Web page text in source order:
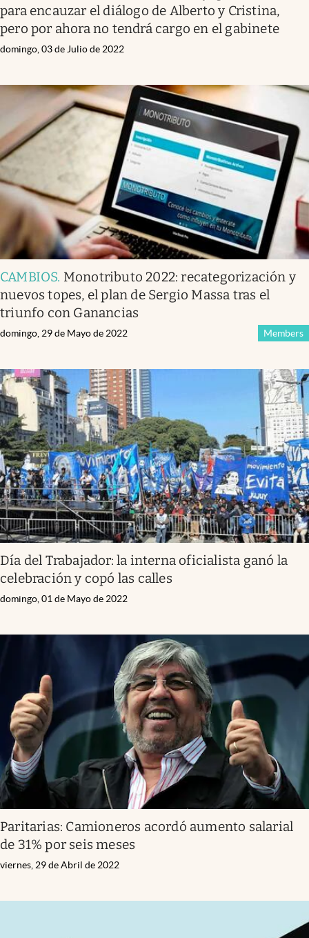
para encauzar el diálogo de Alberto y Cristina,
pero por ahora no tendrá cargo en el gabinete
domingo, 03 de Julio de 2022
CAMBIOS. Monotributo 2022: recategorización y
nuevos topes, el plan de Sergio Massa tras el
triunfo con Ganancias
Members
domingo, 29 de Mayo de 2022
Día del Trabajador: la interna oficialista ganó la
celebración y copó las calles
domingo, 01 de Mayo de 2022
Paritarias: Camioneros acordó aumento salarial
de 31% por seis meses
viernes, 29 de Abril de 2022